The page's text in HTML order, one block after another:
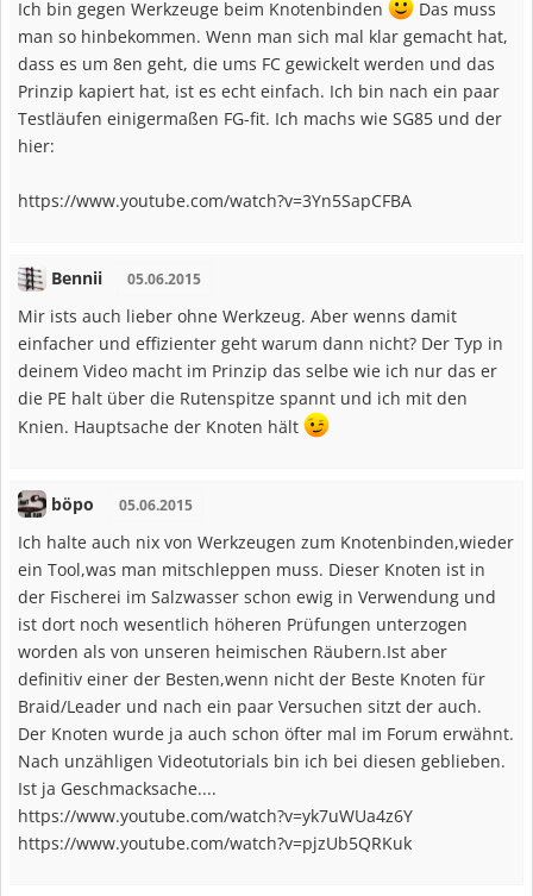
Ich bin gegen Werkzeuge beim Knotenbinden
Das muss
man so hinbekommen. Wenn man sich mal klar gemacht hat,
dass es um 8en geht, die ums FC gewickelt werden und das
Prinzip kapiert hat, ist es echt einfach. Ich bin nach ein paar
Testläufen einigermaßen FG-fit. Ich machs wie SG85 und der
hier:
https://www.youtube.com/watch?v=3Yn5SapCFBA
Bennii 05.06.2015
Mir ists auch lieber ohne Werkzeug. Aber wenns damit
einfacher und effizienter geht warum dann nicht? Der Typ in
deinem Video macht im Prinzip das selbe wie ich nur das er
die PE halt über die Rutenspitze spannt und ich mit den
Knien. Hauptsache der Knoten hält
böpo 05.06.2015
Ich halte auch nix von Werkzeugen zum Knotenbinden,wieder
ein Tool,was man mitschleppen muss. Dieser Knoten ist in
der Fischerei im Salzwasser schon ewig in Verwendung und
ist dort noch wesentlich höheren Prüfungen unterzogen
worden als von unseren heimischen Räubern.Ist aber
definitiv einer der Besten,wenn nicht der Beste Knoten für
Braid/Leader und nach ein paar Versuchen sitzt der auch.
Der Knoten wurde ja auch schon öfter mal im Forum erwähnt.
Nach unzähligen Videotutorials bin ich bei diesen geblieben.
Ist ja Geschmacksache....
https://www.youtube.com/watch?v=yk7uWUa4z6Y
https://www.youtube.com/watch?v=pjzUb5QRKuk